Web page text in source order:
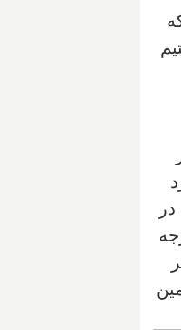
کرد
منطقه "کاریبو" با دمای منهای ۴۸.۱ درجه